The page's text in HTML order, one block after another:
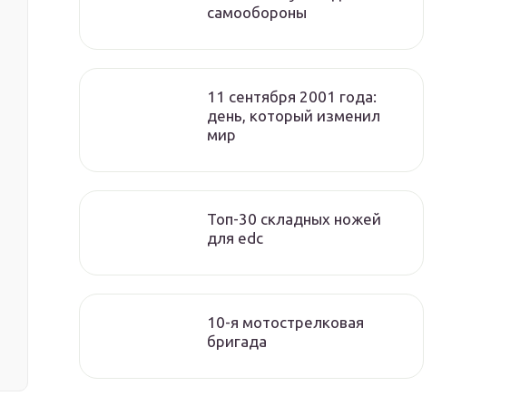
самообороны
11 сентября 2001 года:
день, который изменил
мир
Топ-30 складных ножей
для edc
10-я мотострелковая
бригада